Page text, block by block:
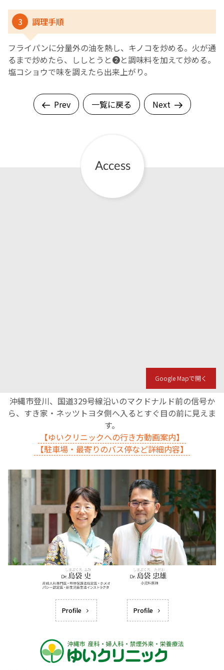
3 調理手順
フライパンに分量外の油を熱し、キノコを炒める。火が通
るまで炒めたら、ししとうと❷と調味料を加えて炒める。
塩コショウで味を調えたら出来上がり。
Prev 一覧に戻る Next
Google Mapで開く
沖縄市登川、国道329号線沿いのマクドナルド前の信号か
ら、すき家・ネッツトヨタ側へ入るとすぐ目の前に見えま
す。
【ゆいクリニックへの行き方動画案内】
【駐車場・最寄りのバス停など詳細内容】
Profile Profile